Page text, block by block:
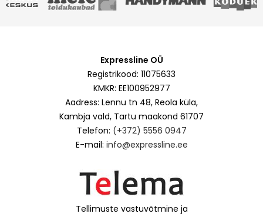
Expressline OÜ
Registrikood: 11075633
KMKR: EE100952977
Aadress: Lennu tn 48, Reola küla,
Kambja vald, Tartu maakond 61707
Telefon: (+372) 5556 0947
E-mail: info@expressline.ee
Tellimuste vastuvõtmine ja